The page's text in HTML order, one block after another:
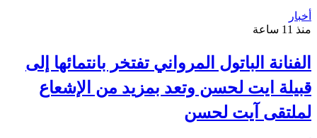
أخبار
منذ 11 ساعة
الفنانة الباتول المرواني تفتخر بانتمائها إلى
قبيلة ايت لحسن وتعد بمزيد من الإشعاع
لملتقى آيت لحسن